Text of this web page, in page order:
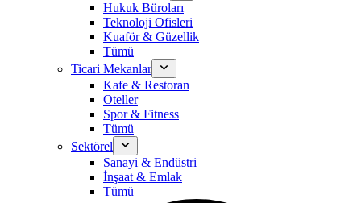
Hukuk Büroları
Teknoloji Ofisleri
Kuaför & Güzellik
Tümü
Ticari Mekanlar
Kafe & Restoran
Oteller
Spor & Fitness
Tümü
Sektörel
Sanayi & Endüstri
İnşaat & Emlak
Tümü